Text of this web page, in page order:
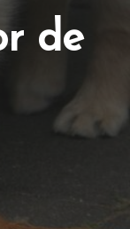
de